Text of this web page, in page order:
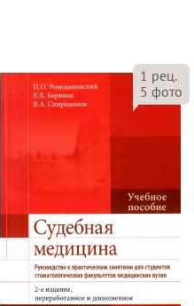
1 рец.
5 фото